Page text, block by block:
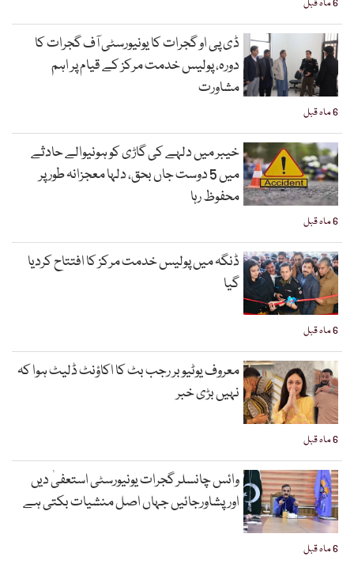
6 ماہ قبل
6 ماہ قبل
ڈی پی او گجرات کا یونیورسٹی آف گجرات کا
دورہ، پولیس خدمت مرکز کے قیام پر اہم
مشاورت
6 ماہ قبل
خیبر میں دلہے کی گاڑی کو ہونیوالے حادثے
میں 5 دوست جاں بحق، دلہا معجزانہ طور پر
محفوظ رہا
6 ماہ قبل
ڈنگہ میں پولیس خدمت مرکز کا افتتاح کردیا
گیا
6 ماہ قبل
معروف یوٹیوبر رجب بٹ کا اکاؤنٹ ڈلیٹ ہوا کہ
نہیں بڑی خبر
6 ماہ قبل
وائس چانسلر گجرات یونیورسٹی استعفیٰ دیں
اورپشاورجائیں جہاں اصل منشیات بکتی ہے